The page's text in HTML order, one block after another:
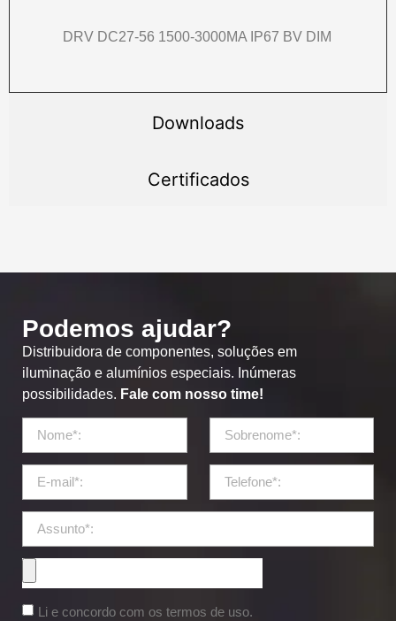
Downloads
Certificados
DRV DC27-56 1500-3000MA IP67 BV DIM
Podemos ajudar?
Distribuidora de componentes, soluções em
iluminação e alumínios especiais. Inúmeras
possibilidades. Fale com nosso time!
Li e concordo com os termos de uso.